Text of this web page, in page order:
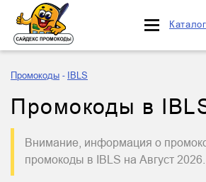
Промокоды IBLS
Промокоды в
Внимание, информация о
промокоды в IBLS на Август
Каталог